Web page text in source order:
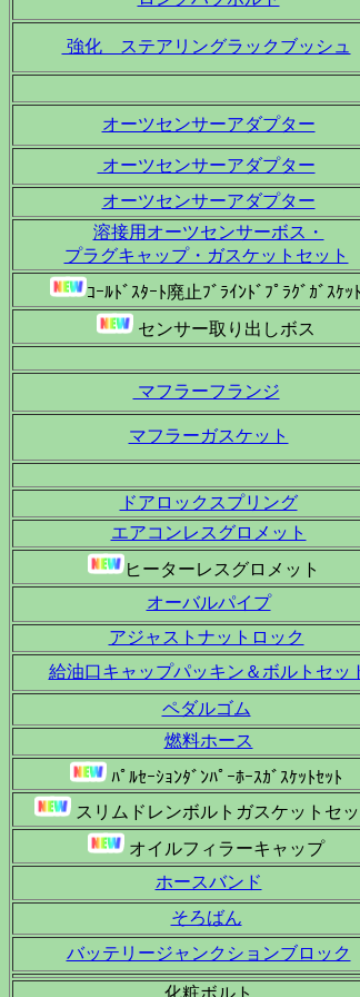
強化 ステアリングラックブッシュ
オーツセンサーアダプター
オーツセンサーアダプター
オーツセンサーアダプター
溶接用オーツセンサーボス・
プラグキャップ・ガスケットセット
ｺｰﾙﾄﾞｽﾀｰﾄ廃止ﾌﾞﾗｲﾝﾄﾞﾌﾟﾗｸﾞｶﾞｽｹｯﾄ
センサー取り出しボス
マフラーフランジ
マフラーガスケット
ドアロックスプリング
エアコンレスグロメット
ヒーターレスグロメット
オーバルパイプ
アジャストナットロック
給油口キャップパッキン＆ボルトセッ
ペダルゴム
燃料ホース
ﾊﾟﾙｾｰｼｮﾝﾀﾞﾝﾊﾟｰﾎｰｽｶﾞｽｹｯﾄｾｯﾄ
スリムドレンボルトガスケットセッ
オイルフィラーキャップ
ホースバンド
そろばん
バッテリージャンクションブロック
化粧ボルト